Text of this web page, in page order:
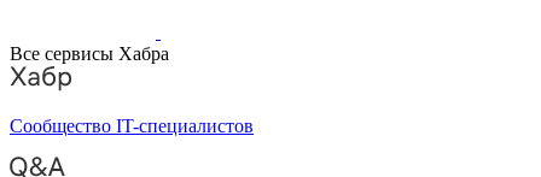
Все сервисы Хабра
Сообщество IT-специалистов